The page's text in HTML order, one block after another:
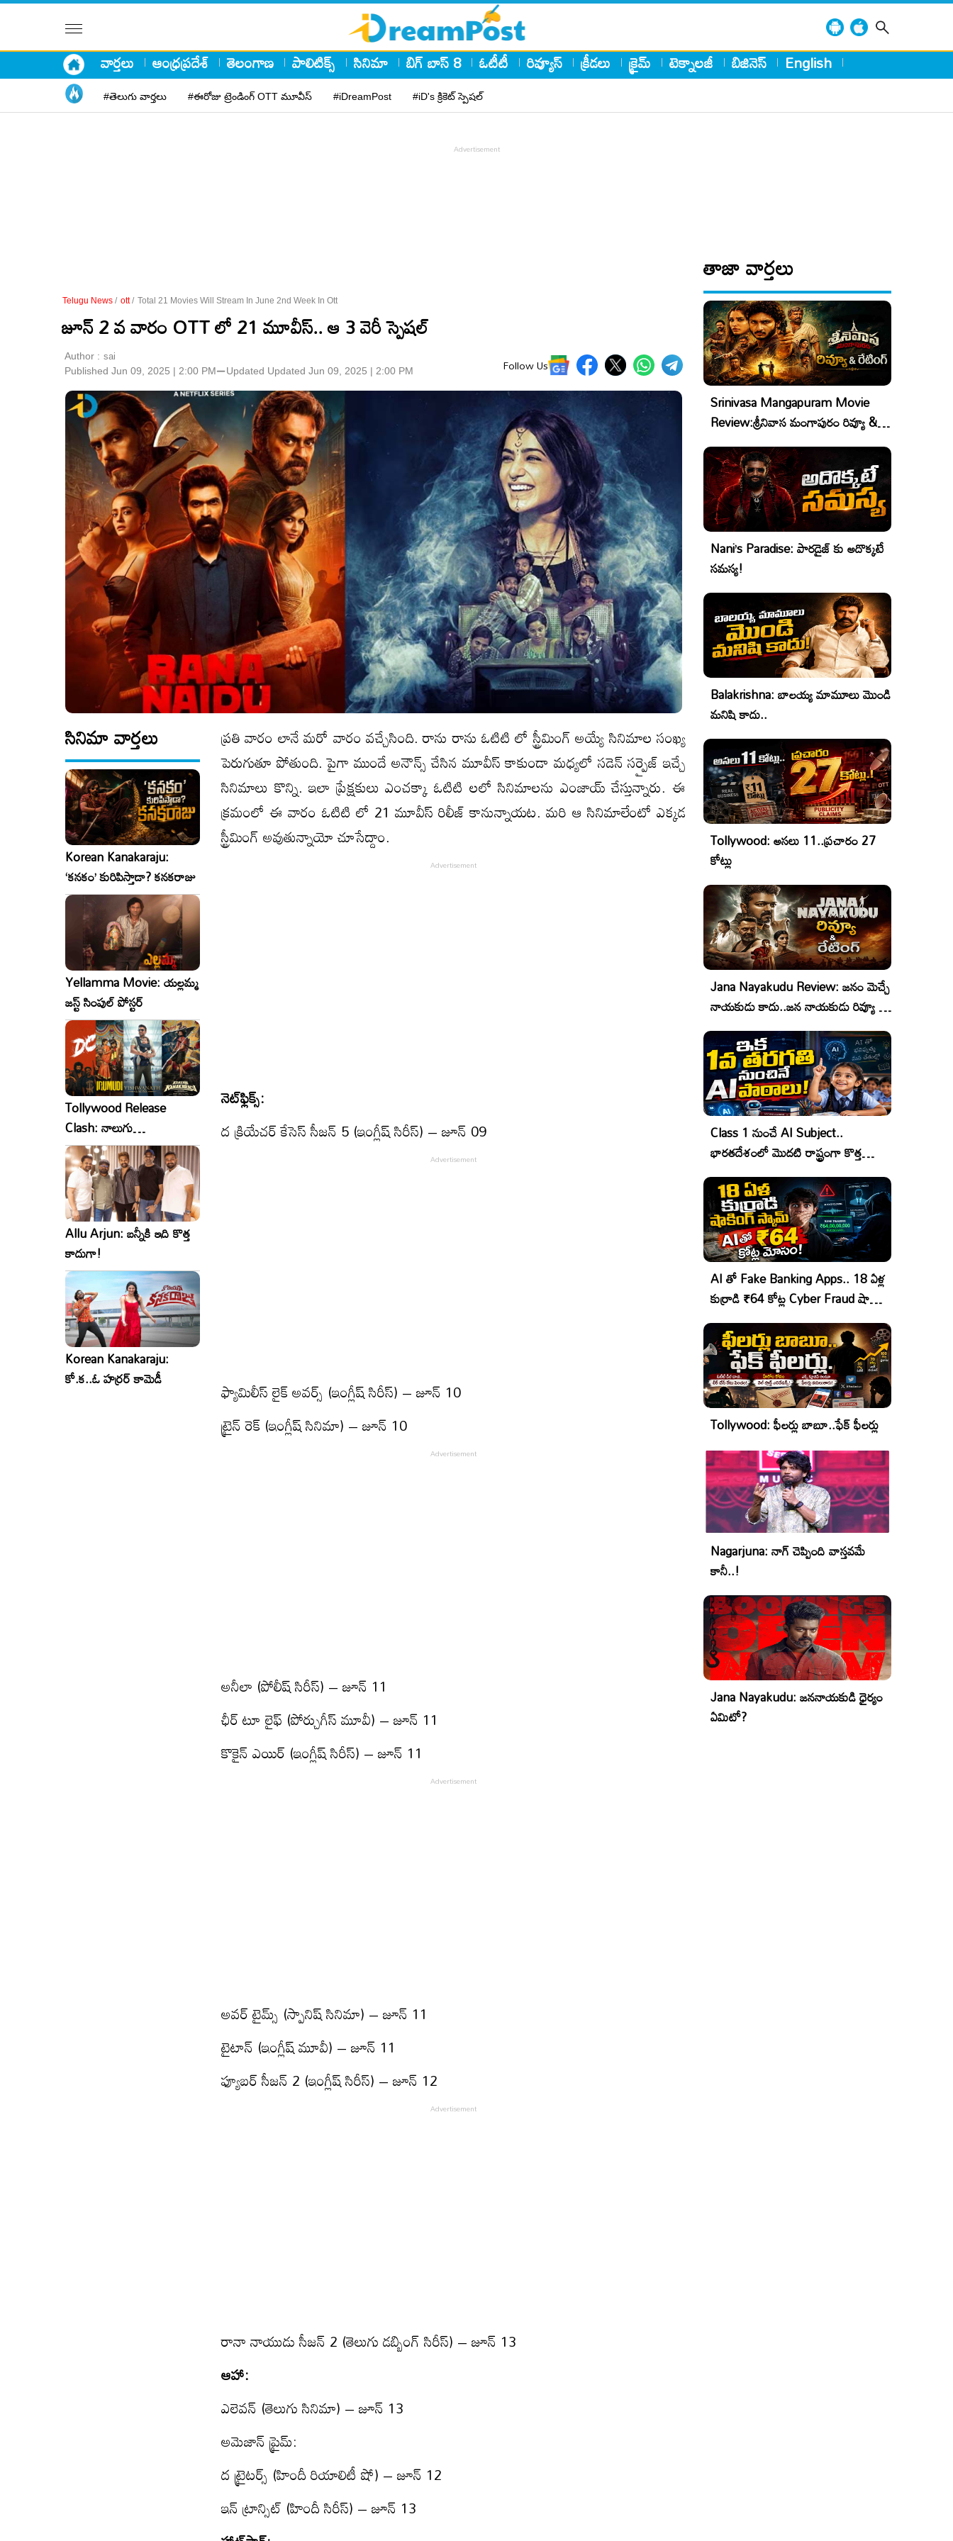
వార్తలు ఆంధ్రప్రదేశ్ తెలంగాణ పాలిటిక్స్ సినిమా బిగ్ బాస్ 8 ఓటీటీ రివ్యూస్ క్రీడలు క్రైమ్ టెక్నాలజీ బిజినెస్ English
#తెలుగు వార్తలు #ఈరోజు ట్రెండింగ్ OTT మూవీస్ #iDreamPost #iD's క్రికెట్ స్పెషల్
Telugu News / ott/ Total 21 Movies Will Stream In June 2nd Week In Ott
జూన్ 2 వ వారం OTT లో 21 మూవీస్.. ఆ 3 వెరీ స్పెషల్
Author : sai
Published Jun 09, 2025 | 2:00 PM⚊Updated Updated Jun 09, 2025 | 2:00 PM Follow Us
సినిమా వార్తలు
Korean Kanakaraju:
‘కనకం’ కురిపిస్తాడా? కనకరాజు
Yellamma Movie: యల్లమ్మ
జస్ట్ సింపుల్ పోస్టర్
Tollywood Release
Clash: నాలుగు
సినిమాలు..ఒకేసారి..ఎందుకో?
Allu Arjun: బన్నీకి ఇది కొత్త
కాదుగా!
Korean Kanakaraju:
కో.క..ఓ హర్రర్ కామెడీ
ప్రతి వారం లానే మరో వారం వచ్చేసింది. రాను రాను ఓటిటి లో స్ట్రీమింగ్ అయ్యే సినిమాల సంఖ్య
పెరుగుతూ పోతుంది. పైగా ముందే అనౌన్స్ చేసిన మూవీస్ కాకుండా మధ్యలో సడెన్ సర్ప్రైజ్ ఇచ్చే
సినిమాలు కొన్ని. ఇలా ప్రేక్షకులు ఎంచక్కా ఓటిటి లలో సినిమాలను ఎంజాయ్ చేస్తున్నారు. ఈ
క్రమంలో ఈ వారం ఓటిటి లో 21 మూవీస్ రిలీజ్ కానున్నాయట. మరి ఆ సినిమాలేంటో ఎక్కడ
స్ట్రీమింగ్ అవుతున్నాయో చూసేద్దాం.
నెట్‌ఫ్లిక్స్:
ద క్రియేచర్ కేసెస్ సీజన్ 5 (ఇంగ్లీష్ సిరీస్) – జూన్ 09
ఫ్యామిలీస్ లైక్ అవర్స్ (ఇంగ్లీష్ సిరీస్) – జూన్ 10
ట్రైన్ రెక్ (ఇంగ్లీష్ సినిమా) – జూన్ 10
అనీలా (పోలీష్ సిరీస్) – జూన్ 11
ఛీర్ టూ లైఫ్ (పోర్చుగీస్ మూవీ) – జూన్ 11
కొకైన్ ఎయిర్ (ఇంగ్లీష్ సిరీస్) – జూన్ 11
అవర్ టైమ్స్ (స్పానిష్ సినిమా) – జూన్ 11
టైటాన్ (ఇంగ్లీష్ మూవీ) – జూన్ 11
ఫ్యూబర్ సీజన్ 2 (ఇంగ్లీష్ సిరీస్) – జూన్ 12
రానా నాయుడు సీజన్ 2 (తెలుగు డబ్బింగ్ సిరీస్) – జూన్ 13
ఆహా:
ఎలెవన్ (తెలుగు సినిమా) – జూన్ 13
అమెజాన్ ప్రైమ్:
ద ట్రైటర్స్ (హిందీ రియాలిటీ షో) – జూన్ 12
ఇన్ ట్రాన్సిట్ (హిందీ సిరీస్) – జూన్ 13
తాజా వార్తలు
Srinivasa Mangapuram Movie
Review:శ్రీనివాస మంగాపురం రివ్యూ &
రేటింగ్
Nani’s Paradise: పారడైజ్ కు అదొక్కటే
సమస్య!
Balakrishna: బాలయ్య మామూలు మొండి
మనిషి కాదు..
Tollywood: అసలు 11..ప్రచారం 27
కోట్లు
Jana Nayakudu Review: జనం మెచ్చే
నాయకుడు కాదు..జన నాయకుడు రివ్యూ &
రేటింగ్!
Class 1 నుంచే AI Subject..
భారతదేశంలో మొదటి రాష్ట్రంగా కొత్త
చరిత్ర!
AI తో Fake Banking Apps.. 18 ఏళ్ల
కుర్రాడి ₹64 కోట్ల Cyber Fraud షాకింగ్
ఆపరేషన్!
Tollywood: ఫీలర్లు బాబూ..ఫేక్ ఫీలర్లు
Nagarjuna: నాగ్ చెప్పింది వాస్తవమే
కానీ..!
Jana Nayakudu: జననాయకుడి ధైర్యం
ఏమిటో?